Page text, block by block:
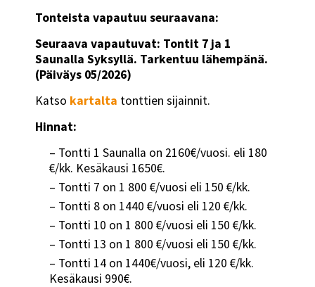
Tonteista vapautuu seuraavana:
Seuraava vapautuvat: Tontit 7 ja 1
Saunalla Syksyllä. Tarkentuu lähempänä.
(Päiväys 05/2026)
Katso kartalta tonttien sijainnit.
Hinnat:
– Tontti 1 Saunalla on 2160€/vuosi. eli 180
€/kk. Kesäkausi 1650€.
– Tontti 7 on 1 800 €/vuosi eli 150 €/kk.
– Tontti 8 on 1440 €/vuosi eli 120 €/kk.
– Tontti 10 on 1 800 €/vuosi eli 150 €/kk.
– Tontti 13 on 1 800 €/vuosi eli 150 €/kk.
– Tontti 14 on 1440€/vuosi, eli 120 €/kk.
Kesäkausi 990€.